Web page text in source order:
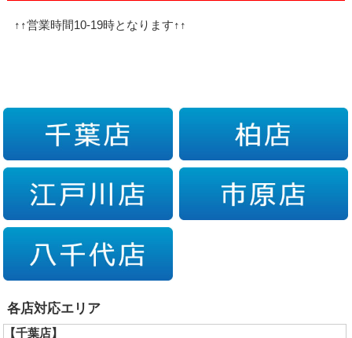
↑↑営業時間10-19時となります↑↑
各店対応エリア
【千葉店】